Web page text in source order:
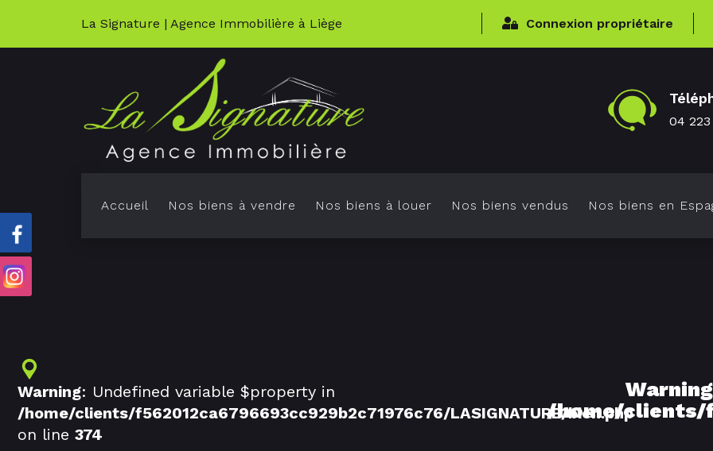
La Signature | Agence Immobilière à Liège Connexion propriétaire
04
Accueil Nos biens à vendre Nos biens à louer Nos biens vendus Nos biens en
Warning: Undefined variable $property in
/home/clients/f562012ca6796693cc929b2c71976c76/LASIGNATURE/bien.php
on line 374
Warning
/home/clients/